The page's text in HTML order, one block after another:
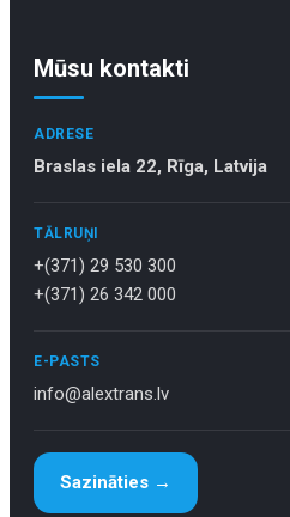
Mūsu kontakti
ADRESE
Braslas iela 22, Rīga, Latvija
TĀLRUŅI
+(371) 29 530 300
+(371) 26 342 000
E-PASTS
info@alextrans.lv
Sazināties →